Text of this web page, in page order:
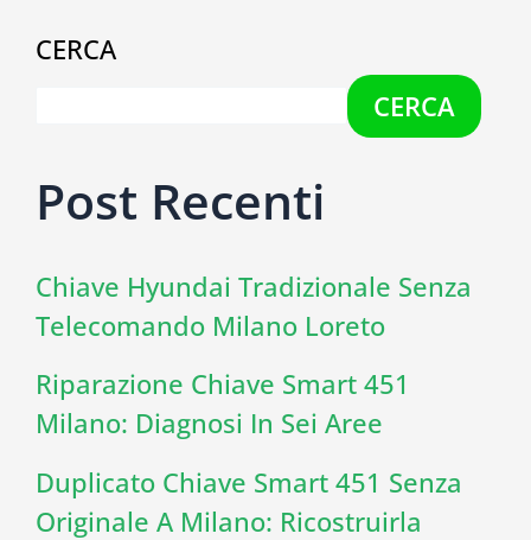
CERCA
CERCA
Post Recenti
Chiave Hyundai Tradizionale Senza
Telecomando Milano Loreto
Riparazione Chiave Smart 451
Milano: Diagnosi In Sei Aree
Duplicato Chiave Smart 451 Senza
Originale A Milano: Ricostruirla